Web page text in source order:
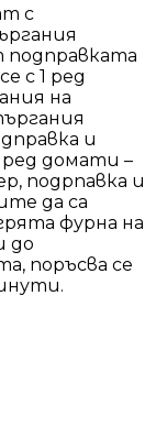
с
подправката
с 1 ред
на
и
домати –
подрпавка и
да са
фурна на
до
поръсва се